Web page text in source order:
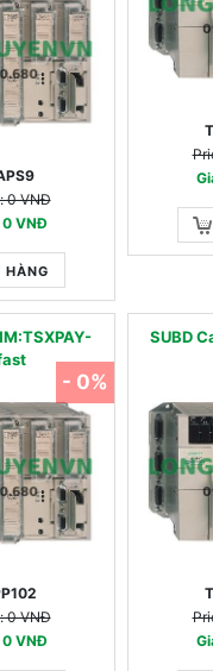
0 VNĐ
0 VNĐ
HÀNG
0 VNĐ
0 VNĐ
- 0%
SUBD